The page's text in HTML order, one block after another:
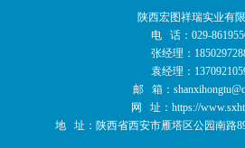
陕西宏图祥瑞实业有
电 话：029-
张经理：
袁经理：
邮 箱：
网 址：https://
地 址：陕西省西安市雁塔区公园南路